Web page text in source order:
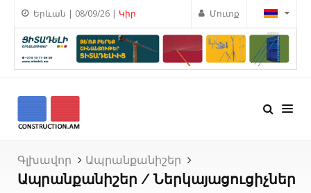
Մուտք
Երևան | 08/09/26 | Կիր
Գլխավոր Ապրանքանիշեր
Ապրանքանիշեր / Ներկայացուցիչներ